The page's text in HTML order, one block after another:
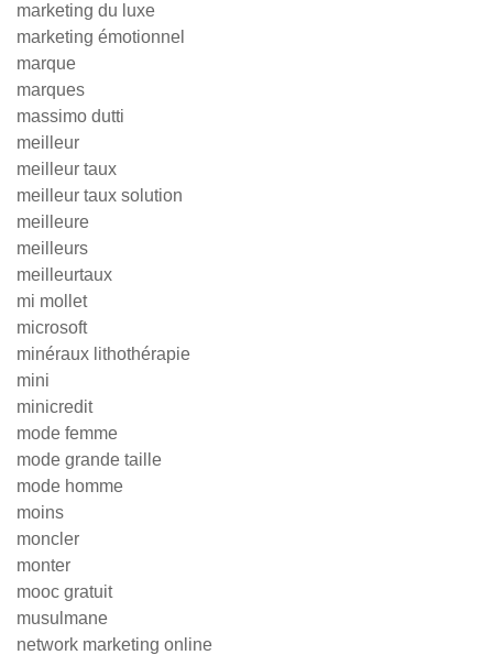
marketing du luxe
marketing émotionnel
marque
marques
massimo dutti
meilleur
meilleur taux
meilleur taux solution
meilleure
meilleurs
meilleurtaux
mi mollet
microsoft
minéraux lithothérapie
mini
minicredit
mode femme
mode grande taille
mode homme
moins
moncler
monter
mooc gratuit
musulmane
network marketing online